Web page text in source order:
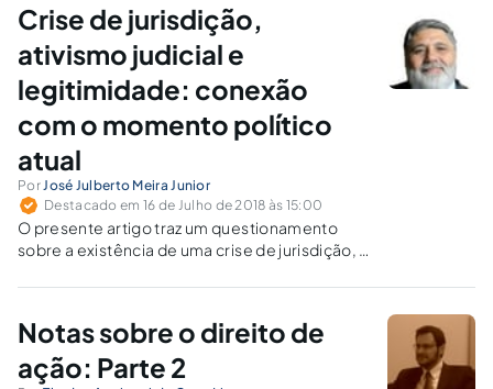
Crise de jurisdição,
ativismo judicial e
legitimidade: conexão
com o momento político
atual
Por José Julberto Meira Junior
Destacado em 16 de Julho de 2018 às 15:00
O presente artigo traz um questionamento
sobre a existência de uma crise de jurisdição, a
Notas sobre o direito de
ação: Parte 2